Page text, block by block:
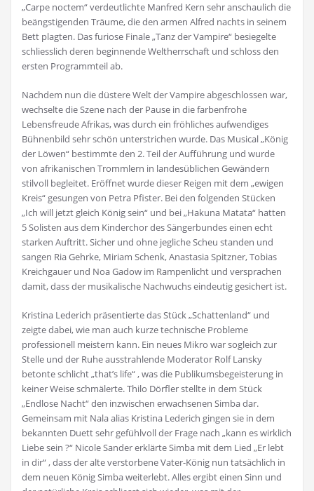
„Carpe noctem“ verdeutlichte Manfred Kern sehr anschaulich die
beängstigenden Träume, die den armen Alfred nachts in seinem
Bett plagten. Das furiose Finale „Tanz der Vampire“ besiegelte
schliesslich deren beginnende Weltherrschaft und schloss den
ersten Programmteil ab.
Nachdem nun die düstere Welt der Vampire abgeschlossen war,
wechselte die Szene nach der Pause in die farbenfrohe
Lebensfreude Afrikas, was durch ein fröhliches aufwendiges
Bühnenbild sehr schön unterstrichen wurde. Das Musical „König
der Löwen“ bestimmte den 2. Teil der Aufführung und wurde
von afrikanischen Trommlern in landesüblichen Gewändern
stilvoll begleitet. Eröffnet wurde dieser Reigen mit dem „ewigen
Kreis“ gesungen von Petra Pfister. Bei den folgenden Stücken
„Ich will jetzt gleich König sein“ und bei „Hakuna Matata“ hatten
5 Solisten aus dem Kinderchor des Sängerbundes einen echt
starken Auftritt. Sicher und ohne jegliche Scheu standen und
sangen Ria Gehrke, Miriam Schenk, Anastasia Spitzner, Tobias
Kreichgauer und Noa Gadow im Rampenlicht und versprachen
damit, dass der musikalische Nachwuchs eindeutig gesichert ist.
Kristina Lederich präsentierte das Stück „Schattenland“ und
zeigte dabei, wie man auch kurze technische Probleme
professionell meistern kann. Ein neues Mikro war sogleich zur
Stelle und der Ruhe ausstrahlende Moderator Rolf Lansky
betonte schlicht „that’s life“ , was die Publikumsbegeisterung in
keiner Weise schmälerte. Thilo Dörfler stellte in dem Stück
„Endlose Nacht“ den inzwischen erwachsenen Simba dar.
Gemeinsam mit Nala alias Kristina Lederich gingen sie in dem
bekannten Duett sehr gefühlvoll der Frage nach „kann es wirklich
Liebe sein ?“ Nicole Sander erklärte Simba mit dem Lied „Er lebt
in dir“ , dass der alte verstorbene Vater-König nun tatsächlich in
dem neuen König Simba weiterlebt. Alles ergibt einen Sinn und